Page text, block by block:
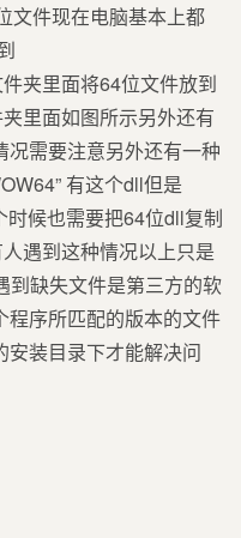
文件现在电脑基本上都
夹里面将64位文件放到
里面如图所示另外还有
需要注意另外还有一种
有这个dll但是
时候也需要把64位dll复制
遇到这种情况以上只是
到缺失文件是第三方的软
程序所匹配的版本的文件
装目录下才能解决问